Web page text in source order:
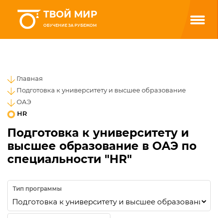
ТВОЙ МИР
ОБУЧЕНИЕ ЗА РУБЕЖОМ
Главная
Подготовка к университету и высшее образование
ОАЭ
HR
Подготовка к университету и
высшее образование в ОАЭ по
специальности "HR"
Тип программы